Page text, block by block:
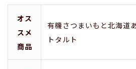
オス
スメ
商品
有機さつまいもと北海道
トタルト